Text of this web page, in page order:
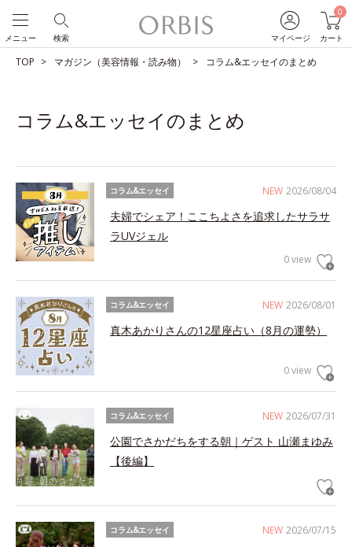
マイページ
0
カート
検索
メニュー
TOP マガジン（美容情報・読み物） コラム&エッセイのまとめ
コラム&エッセイのまとめ
NEW 2026/08/04
コラム&エッセイ
夫婦でシェア！ここちよさを追求したサラサ
ラUVジェル
0 view
NEW 2026/08/01
コラム&エッセイ
真木あかりさんの12星座占い（8月の運勢）
0 view
NEW 2026/07/31
コラム&エッセイ
公園でさかだちをする朝｜ゲスト 山瀬まゆみ
【後編】
NEW 2026/07/15
コラム&エッセイ